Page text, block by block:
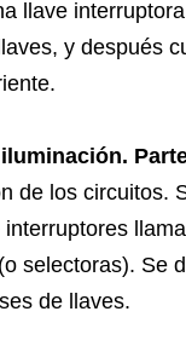
llave
y después
de los circuitos.
selectoras). Se
de llaves.